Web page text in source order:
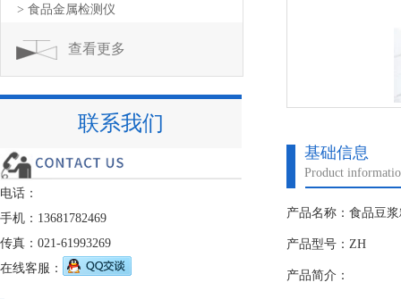
基础信息
Product
产品名称：食品豆
产品型号：ZH
产品简介：
> 食品金属检测仪
查看更多
联系我们
电话：
手机：13681782469
传真：021-61993269
在线客服：